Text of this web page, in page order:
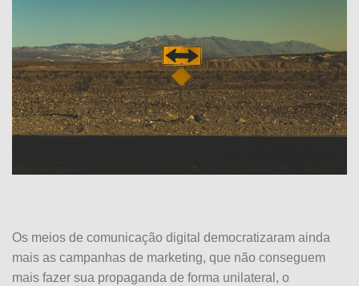
Os meios de comunicação digital democratizaram ainda
mais as campanhas de marketing, que não conseguem
mais fazer sua propaganda de forma unilateral, o